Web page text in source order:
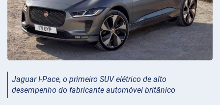
Jaguar I-Pace, o primeiro SUV elétrico de alto
desempenho do fabricante automóvel britânico